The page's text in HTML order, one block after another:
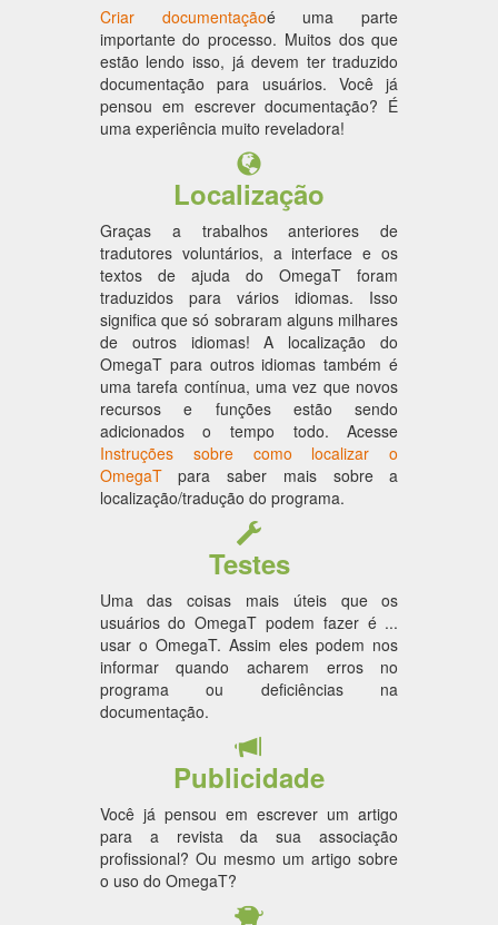
Criar documentaçãoé uma parte
importante do processo. Muitos dos que
estão lendo isso, já devem ter traduzido
documentação para usuários. Você já
pensou em escrever documentação? É
uma experiência muito reveladora!
Localização
Graças a trabalhos anteriores de
tradutores voluntários, a interface e os
textos de ajuda do OmegaT foram
traduzidos para vários idiomas. Isso
significa que só sobraram alguns milhares
de outros idiomas! A localização do
OmegaT para outros idiomas também é
uma tarefa contínua, uma vez que novos
recursos e funções estão sendo
adicionados o tempo todo. Acesse
Instruções sobre como localizar o
OmegaTpara saber mais sobre a
localização/tradução do programa.
Testes
Uma das coisas mais úteis que os
usuários do OmegaT podem fazer é ...
usar o OmegaT. Assim eles podem nos
informar quando acharem erros no
programa ou deficiências na
documentação.
Publicidade
Você já pensou em escrever um artigo
para a revista da sua associação
profissional? Ou mesmo um artigo sobre
o uso do OmegaT?